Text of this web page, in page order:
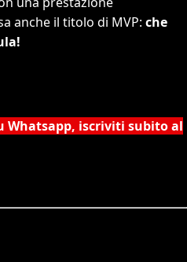
anche il titolo di MVP: che
Whatsapp, iscriviti subito al